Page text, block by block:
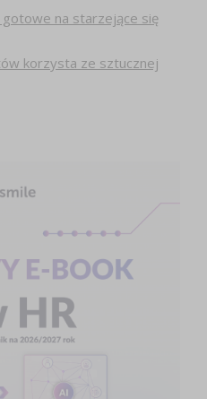
na starzejące się
korzysta ze sztucznej